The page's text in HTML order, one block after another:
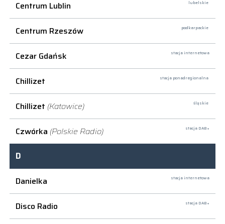
Centrum Lublin lubelskie
Centrum Rzeszów podkarpackie
Cezar Gdańsk stacja internetowa
Chillizet stacja ponadregionalna
Chillizet (Katowice) śląskie
Czwórka (Polskie Radio) stacja DAB+
D
Danielka
stacja internetowa
Disco Radio stacja DAB+